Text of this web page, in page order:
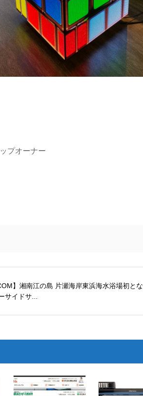
プオーナー
】湘南江の島 片瀬海岸東浜海水浴場初とな
サイドサ...